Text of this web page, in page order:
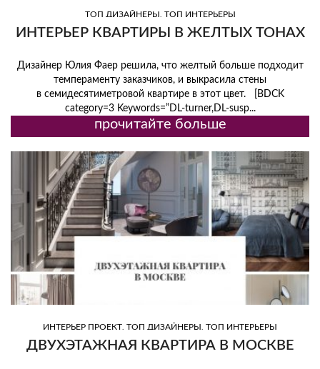
ТОП ДИЗАЙНЕРЫ , ТОП ИНТЕРЬЕРЫ
ИНТЕРЬЕР КВАРТИРЫ В ЖЕЛТЫХ ТОНАХ
Дизайнер Юлия Фаер решила, что желтый больше подходит
темпераменту заказчиков, и выкрасила стены
в семидесятиметровой квартире в этот цвет. [BDCK
category=3 Keywords=”DL-turner,DL-susp...
прочитайте больше
ИНТЕРЬЕР ПРОЕКТ, ТОП ДИЗАЙНЕРЫ, ТОП ИНТЕРЬЕРЫ
ДВУХЭТАЖНАЯ КВАРТИРА В МОСКВЕ